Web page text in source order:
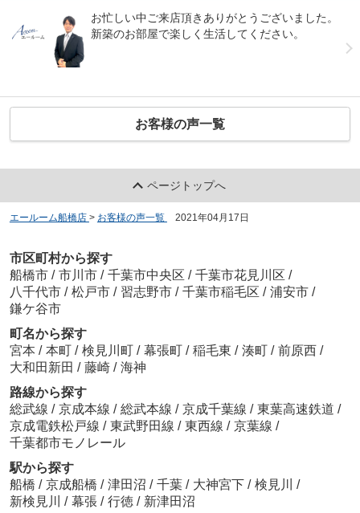
お忙しい中ご来店頂きありがとうございました。
新築のお部屋で楽しく生活してください。
お客様の声一覧
ページトップへ
エールーム船橋店 > お客様の声一覧 2021年04月17日
市区町村から探す
船橋市 / 市川市 / 千葉市中央区 / 千葉市花見川区 /
八千代市 / 松戸市 / 習志野市 / 千葉市稲毛区 / 浦安市 /
鎌ケ谷市
町名から探す
宮本 / 本町 / 検見川町 / 幕張町 / 稲毛東 / 湊町 / 前原西 /
大和田新田 / 藤崎 / 海神
路線から探す
総武線 / 京成本線 / 総武本線 / 京成千葉線 / 東葉高速鉄道 /
京成電鉄松戸線 / 東武野田線 / 東西線 / 京葉線 /
千葉都市モノレール
駅から探す
船橋 / 京成船橋 / 津田沼 / 千葉 / 大神宮下 / 検見川
/
新検見川
/ 幕張 / 行徳 / 新津田沼